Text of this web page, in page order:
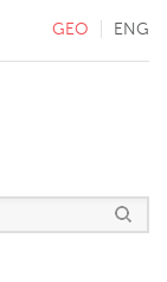
GEO ENG